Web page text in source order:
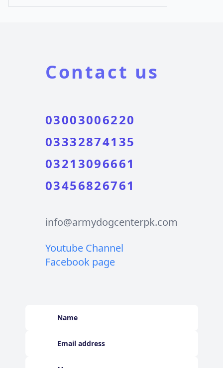
Contact us
03003006220
03332874135
03213096661
03456826761
info@armydogcenterpk.com
Youtube Channel
Facebook page